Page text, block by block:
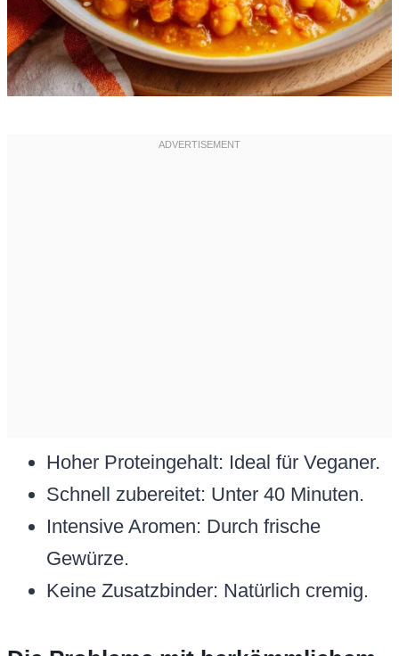
Hoher Proteingehalt: Ideal für Veganer.
Schnell zubereitet: Unter 40 Minuten.
Intensive Aromen: Durch frische
Gewürze.
Keine Zusatzbinder: Natürlich cremig.